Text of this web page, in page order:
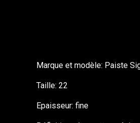
Marque et modèle: Paiste
Taille: 22
Epaisseur: fine